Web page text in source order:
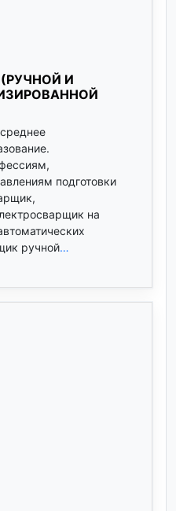
И
подготовки
на
ручной…